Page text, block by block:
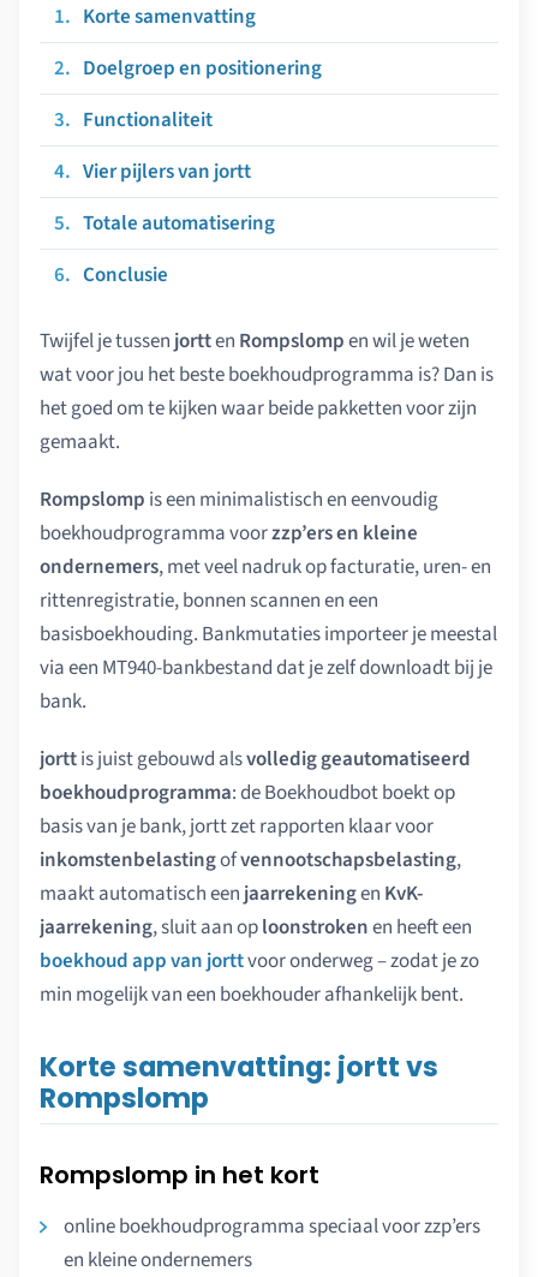
Korte samenvatting
Doelgroep en positionering
Functionaliteit
Vier pijlers van jortt
Totale automatisering
Conclusie
Twijfel je tussen jortten Rompslompen wil je weten
wat voor jou het beste boekhoudprogramma is? Dan is
het goed om te kijken waar beide pakketten voor zijn
gemaakt.
Rompslomp is een minimalistisch en eenvoudig
boekhoudprogramma voorzzp’ers en kleine
ondernemers, met veel nadruk op facturatie, uren- en
rittenregistratie, bonnen scannen en een
basisboekhouding. Bankmutaties importeer je meestal
via een MT940-bankbestand dat je zelf downloadt bij je
bank.
jorttis juist gebouwd alsvolledig geautomatiseerd
boekhoudprogramma: de Boekhoudbot boekt op
basis van je bank, jortt zet rapporten klaar voor
inkomstenbelastingofvennootschapsbelasting,
maakt automatisch een jaarrekeningen KvK-
jaarrekening, sluit aan oploonstrokenen heeft een
boekhoud app van jorttvoor onderweg – zodat je zo
min mogelijk van een boekhouder afhankelijk bent.
Korte samenvatting: jortt vs
Rompslomp
Rompslomp in het kort
online boekhoudprogramma speciaal voor zzp’ers
en kleine ondernemers